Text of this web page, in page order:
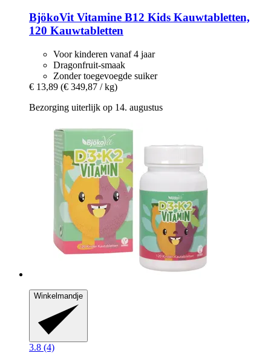
BjökoVit Vitamine B12 Kids Kauwtabletten,
120 Kauwtabletten
Voor kinderen vanaf 4 jaar
Dragonfruit-smaak
Zonder toegevoegde suiker
€ 13,89 (€ 349,87 / kg)
Bezorging uiterlijk op 14. augustus
Winkelmandje
3.8 (4)